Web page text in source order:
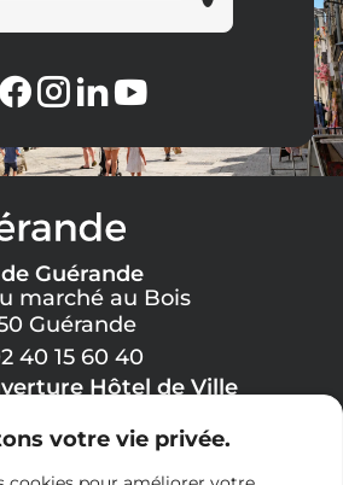
votre vie privée.
Guérande
marché au Bois
Guérande
40 15 60 40
Hôtel de Ville
Jeudi, Vendredi :
-> 12h00
-> 17h30